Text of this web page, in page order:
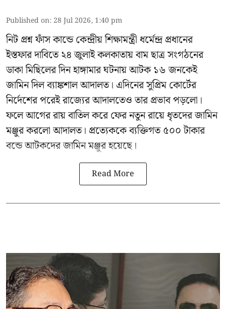
Published on: 28 Jul 2026, 1:40 pm
নিট প্রশ্ন ফাঁস কান্ডে কেন্দ্রীয় শিক্ষামন্ত্রী ধর্মেন্দ্র প্রধানের
ইস্তফার দাবিতে ২৪ জুলাই কলকাতায় বাম ছাত্র সংগঠনের
ডাকা মিছিলের দিন হাঙ্গামার ঘটনায় আটক ১৬ জনকেই
জামিন দিল ব্যাঙ্কশাল আদালত। এদিনের সুপ্রিম কোর্টের
নির্দেশের পরেই রাজ্যের আদালতেও তার প্রভাব পড়লো।
ফলে আগের রায় বাতিল করে ফের নতুন রায়ে ধৃতদের জামিন
মঞ্জুর করলো আদালত। প্রত্যেককে ব্যক্তিগত ৫০০ টাকার
বন্ডে আটকদের জামিন মঞ্জুর হয়েছে।
Read More